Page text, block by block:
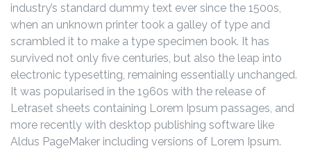
industry’s standard dummy text ever since the 1500s,
when an unknown printer took a galley of type and
scrambled it to make a type specimen book. It has
survived not only five centuries, but also the leap into
electronic typesetting, remaining essentially unchanged.
It was popularised in the 1960s with the release of
Letraset sheets containing Lorem Ipsum passages, and
more recently with desktop publishing software like
Aldus PageMaker including versions of Lorem Ipsum.